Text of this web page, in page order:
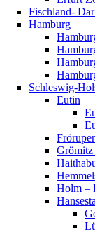
Fischland-
Hamburg
Schleswig-
Eutin
Grömitz
Holm –